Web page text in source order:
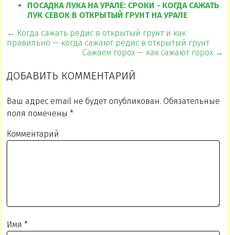
ПОСАДКА ЛУКА НА УРАЛЕ: СРОКИ - КОГДА САЖАТЬ
ЛУК СЕВОК В ОТКРЫТЫЙ ГРУНТ НА УРАЛЕ
← Когда сажать редис в открытый грунт и как
правильно — когда сажают редис в открытый грунт
Сажаем горох — как сажают горох →
ДОБАВИТЬ КОММЕНТАРИЙ
Ваш адрес email не будет опубликован. Обязательные
поля помечены*
Комментарий
Имя*